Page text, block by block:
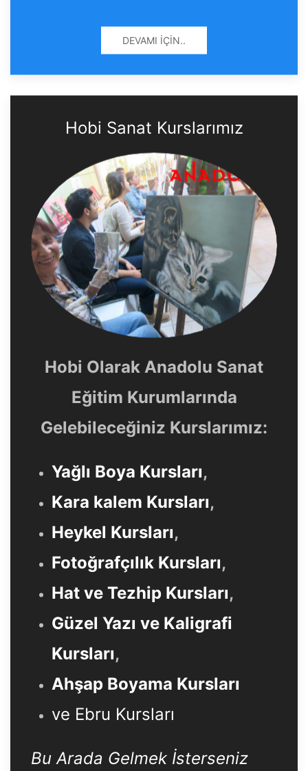
DEVAMI İÇIN..
Hobi Sanat Kurslarımız
Hobi Olarak Anadolu Sanat
Eğitim Kurumlarında
Gelebileceğiniz Kurslarımız:
Yağlı Boya Kursları,
Kara kalem Kursları,
Heykel Kursları,
Fotoğrafçılık Kursları,
Hat ve Tezhip Kursları,
Güzel Yazı ve Kaligrafi
Kursları,
Ahşap Boyama Kursları
ve Ebru Kursları
Bu Arada Gelmek İsterseniz